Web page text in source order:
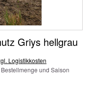
Griys hellgrau
Logistikkosten
und Saison